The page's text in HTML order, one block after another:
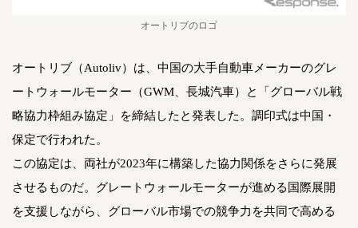
オートリブのロゴ
オートリブ（Autoliv）は、中国の大手自動車メーカーのグレ
ートウォールモーター（GWM、長城汽車）と「グローバル戦
略協力枠組み協定」を締結したと発表した。調印式は中国・
保定で行われた。
この協定は、両社が2023年に構築した協力関係をさらに発展
させるものだ。グレートウォールモーターが進める国際展開
を支援しながら、グローバル市場での競争力を共同で高める